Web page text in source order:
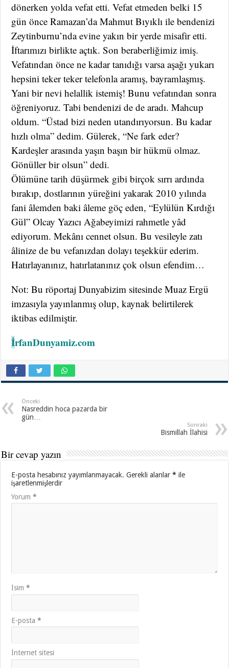
dönerken yolda vefat etti. Vefat etmeden belki 15
gün önce Ramazan’da Mahmut Bıyıklı ile bendenizi
Zeytinburnu’nda evine yakın bir yerde misafir etti.
İftarımızı birlikte açtık. Son beraberliğimiz imiş.
Vefatından önce ne kadar tanıdığı varsa aşağı yukarı
hepsini teker teker telefonla aramış, bayramlaşmış.
Yani bir nevi helallik istemiş! Bunu vefatından sonra
öğreniyoruz. Tabi bendenizi de de aradı. Mahcup
oldum. “Üstad bizi neden utandırıyorsun. Bu kadar
hızlı olma” dedim. Gülerek, “Ne fark eder?
Kardeşler arasında yaşın başın bir hükmü olmaz.
Gönüller bir olsun” dedi.
Ölümüne tarih düşürmek gibi birçok sırrı ardında
bırakıp, dostlarının yüreğini yakarak 2010 yılında
fani âlemden baki âleme göç eden, “Eylülün Kırdığı
Gül” Olcay Yazıcı Ağabeyimizi rahmetle yâd
ediyorum. Mekânı cennet olsun. Bu vesileyle zatı
âlinize de bu vefanızdan dolayı teşekkür ederim.
Hatırlayanınız, hatırlatanınız çok olsun efendim…
Not: Bu röportaj Dunyabizim sitesinde Muaz Ergü
imzasıyla yayınlanmış olup, kaynak belirtilerek
iktibas edilmiştir.
İrfanDunyamiz.com
Önceki
Nasreddin hoca pazarda bir
gün…
Sonraki
Bismillah İlahisi
Bir cevap yazın
E-posta hesabınız yayımlanmayacak. Gerekli alanlar* ile
işaretlenmişlerdir
Yorum*
İsim*
E-posta*
İnternet sitesi